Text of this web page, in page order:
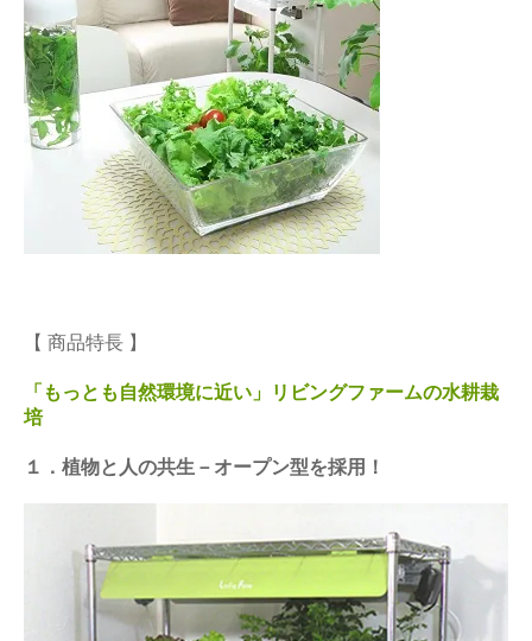
【 商品特長 】
「もっとも自然環境に近い」リビングファームの水耕栽
培
１．植物と人の共生－オープン型を採用！